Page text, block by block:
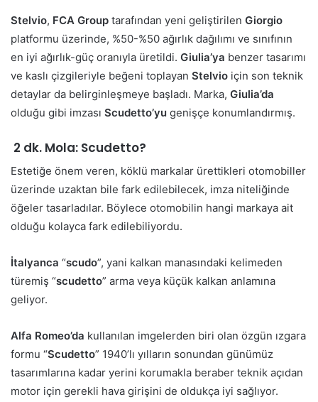
Stelvio, FCA Group tarafından yeni geliştirilen Giorgio
platformu üzerinde, %50-%50 ağırlık dağılımı ve sınıfının
en iyi ağırlık-güç oranıyla üretildi. Giulia’ya benzer tasarımı
ve kaslı çizgileriyle beğeni toplayan Stelvio için son teknik
detaylar da belirginleşmeye başladı. Marka, Giulia’da
olduğu gibi imzası Scudetto’yu genişçe konumlandırmış.
2 dk. Mola: Scudetto?
Estetiğe önem veren, köklü markalar ürettikleri otomobiller
üzerinde uzaktan bile fark edilebilecek, imza niteliğinde
öğeler tasarladılar. Böylece otomobilin hangi markaya ait
olduğu kolayca fark edilebiliyordu.
İtalyanca “scudo”, yani kalkan manasındaki kelimeden
türemiş “scudetto” arma veya küçük kalkan anlamına
geliyor.
Alfa Romeo’da kullanılan imgelerden biri olan özgün ızgara
formu “Scudetto” 1940’lı yılların sonundan günümüz
tasarımlarına kadar yerini korumakla beraber teknik açıdan
motor için gerekli hava girişini de oldukça iyi sağlıyor.